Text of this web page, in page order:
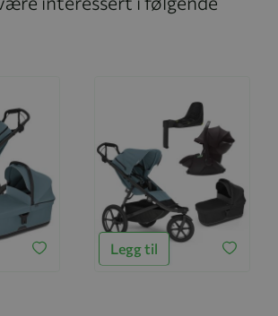
Legg til